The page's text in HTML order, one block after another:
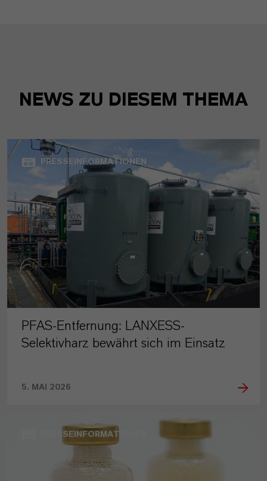
NEWS ZU DIESEM THEMA
PRESSEINFORMATIONEN
PFAS-Entfernung: LANXESS-
Selektivharz bewährt sich im Einsatz
5. MAI 2026
PRESSEINFORMATIONEN